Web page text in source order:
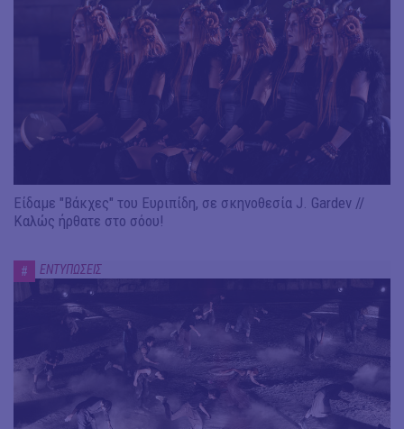
Είδαμε "Βάκχες" του Ευριπίδη, σε σκηνοθεσία J. Gardev //
Καλώς ήρθατε στο σόου!
# ΕΝΤΥΠΩΣΕΙΣ